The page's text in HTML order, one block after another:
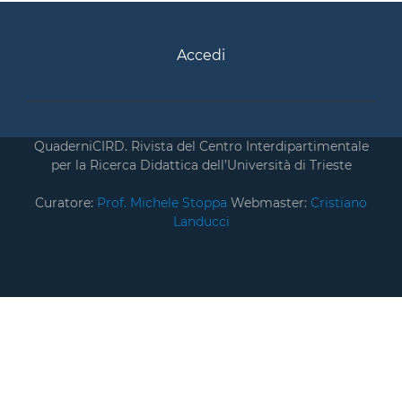
Accedi
QuaderniCIRD. Rivista del Centro Interdipartimentale
per la Ricerca Didattica dell’Università di Trieste
Curatore: Prof. Michele Stoppa Webmaster: Cristiano
Landucci